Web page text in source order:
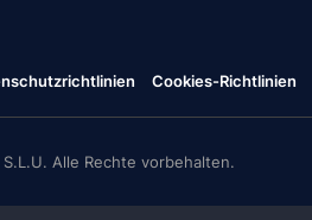
Cookies-Richtlinien
Alle Rechte vorbehalten.